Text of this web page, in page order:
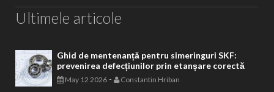
Ultimele articole
Ghid de mentenanță pentru simeringuri SKF:
prevenirea defecțiunilor prin etanșare corectă
May 12 2026 - Constantin Hriban